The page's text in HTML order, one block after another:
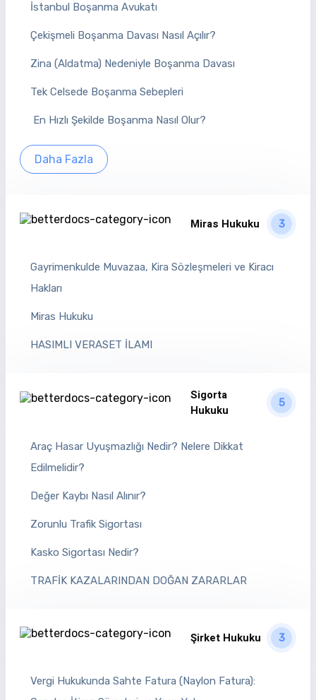
İstanbul Boşanma Avukatı
Çekişmeli Boşanma Davası Nasıl Açılır?
Zina (Aldatma) Nedeniyle Boşanma Davası
Tek Celsede Boşanma Sebepleri
En Hızlı Şekilde Boşanma Nasıl Olur?
Daha Fazla
Miras Hukuku 3
Gayrimenkulde Muvazaa, Kira Sözleşmeleri ve Kiracı
Hakları
Miras Hukuku
HASIMLI VERASET İLAMI
Sigorta
Hukuku
5
Araç Hasar Uyuşmazlığı Nedir? Nelere Dikkat
Edilmelidir?
Değer Kaybı Nasıl Alınır?
Zorunlu Trafik Sigortası
Kasko Sigortası Nedir?
TRAFİK KAZALARINDAN DOĞAN ZARARLAR
Şirket Hukuku 3
Vergi Hukukunda Sahte Fatura (Naylon Fatura):